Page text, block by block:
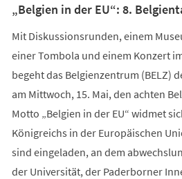
„Belgien in der EU“: 8.
Mit Diskussionsrunden, einem
einer Tombola und einem Konzert
begeht das Belgienzentrum (BELZ)
am Mittwoch, 15. Mai, den achten
Motto „Belgien in der EU“ widmet
Königreichs in der Europäischen
sind eingeladen, an dem
der Universität, der Paderborner